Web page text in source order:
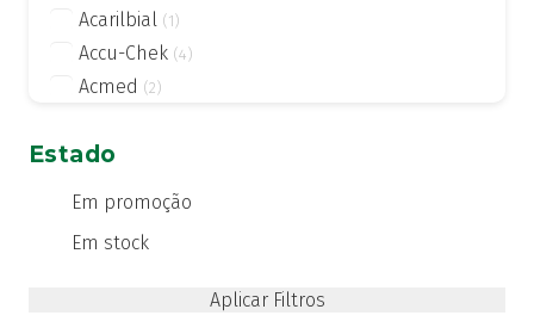
Acarilbial (1)
Accu-Chek (4)
Acmed (2)
Actius
Actreen
Actronadol
Estado
Em promoção
Em stock